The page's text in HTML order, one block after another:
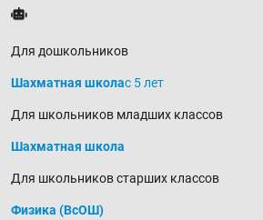
Для дошкольников
Шахматная школас 5 лет
Для школьников младших классов
Шахматная школа
Для школьников старших классов
Физика (ВсОШ)